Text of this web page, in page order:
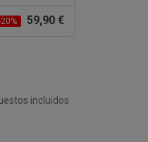
59,90 €
incluidos